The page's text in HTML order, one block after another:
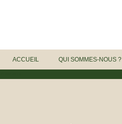
ACCUEIL QUI SOMMES-NOUS ?